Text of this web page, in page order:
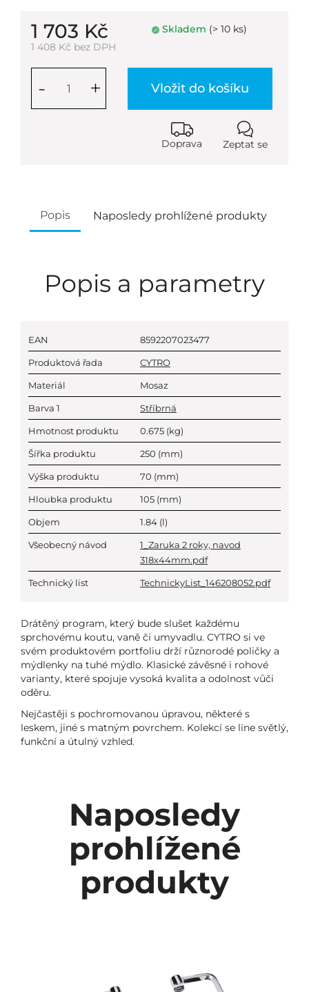
1 703 Kč
1 408 Kč bez DPH
Skladem (> 10 ks)
+
- Vložit do košíku
Doprava Zeptat se
Popis Naposledy prohlížené produkty
Popis a parametry
EAN 8592207023477
Produktová řada CYTRO
Materiál Mosaz
Barva 1 Stříbrná
Hmotnost produktu 0.675 (kg)
Šířka produktu 250 (mm)
Výška produktu 70 (mm)
Hloubka produktu 105 (mm)
Objem 1.84 (l)
Všeobecný návod
1_Zaruka 2 roky, navod
318x44mm.pdf
Technický list TechnickyList_146208052.pdf
Drátěný program, který bude slušet každému
sprchovému koutu, vaně či umyvadlu. CYTRO si ve
svém produktovém portfoliu drží různorodé poličky a
mýdlenky na tuhé mýdlo. Klasické závěsné i rohové
varianty, které spojuje vysoká kvalita a odolnost vůči
oděru.
Nejčastěji s pochromovanou úpravou, některé s
leskem, jiné s matným povrchem. Kolekcí se line světlý,
funkční a útulný vzhled.
Naposledy
prohlížené
produkty